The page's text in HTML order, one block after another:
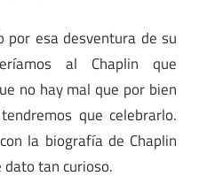
por esa desventura de su
al Chaplin que
no hay mal que por bien
que celebrarlo.
la biografía de Chaplin
tan curioso.